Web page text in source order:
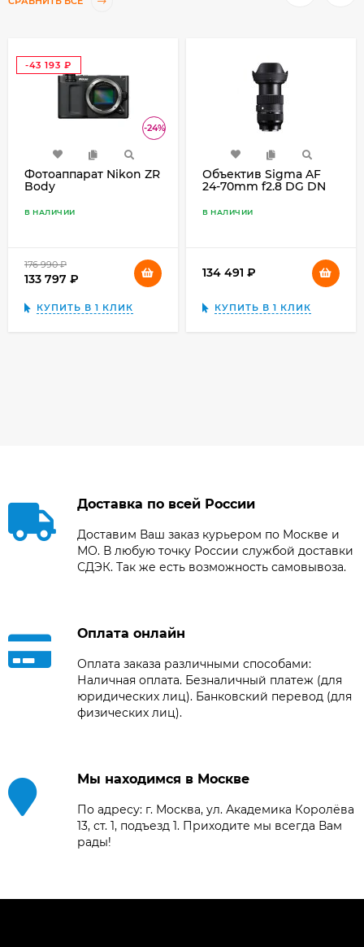
-24%
-43 193
₽
Фотоаппарат Nikon ZR
Body
В НАЛИЧИИ
176 990
133 797
КУПИТЬ В 1 КЛИК
Объектив Sigma AF
24-70mm f2.8 DG DN
В НАЛИЧИИ
134 491
КУПИТЬ В 1 КЛИК
Доставка по всей России
Доставим Ваш заказ курьером по Москве и
МО. В любую точку России службой доставки
СДЭК. Так же есть возможность самовывоза.
Оплата онлайн
Оплата заказа различными способами:
Наличная оплата. Безналичный платеж (для
юридических лиц). Банковский перевод (для
физических лиц).
Мы находимся в Москве
По адресу: г. Москва, ул. Академика Королёва
13, ст. 1, подъезд 1. Приходите мы всегда Вам
рады!